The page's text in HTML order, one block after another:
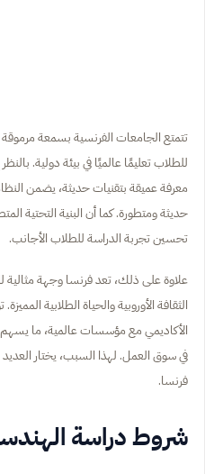
تتمتع الجامعات الفرنسية بسمعة
للطلاب تعليمًا عالميًا في بيئة دولية.
معرفة عميقة بتقنيات حديثة، يضمن
حديثة ومتطورة. كما أن البنية التحتية
تحسين تجربة الدراسة للطلاب الأجانب.
علاوة على ذلك، تعد فرنسا وجهة
الثقافة الأوروبية والحياة الطلابية
الأكاديمي مع مؤسسات عالمية، ما
في سوق العمل. لهذا السبب، يختار
فرنسا.
شروط دراسة